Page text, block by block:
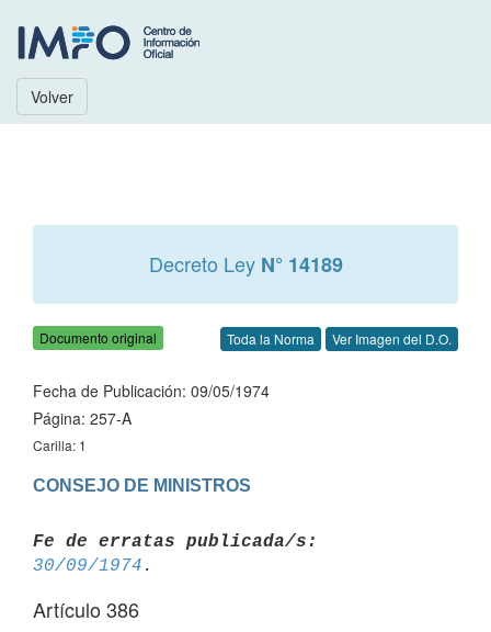
Volver
Decreto Ley N° 14189
Documento original Toda la Norma Ver Imagen del D.O.
Fecha de Publicación: 09/05/1974
Página: 257-A
Carilla: 1
CONSEJO DE MINISTROS
Fe de erratas publicada/s:
30/09/1974
Artículo 386